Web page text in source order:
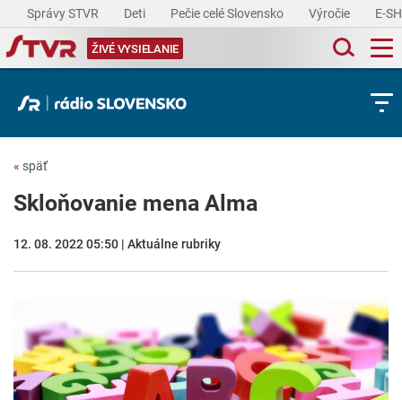
Správy STVR Deti Pečie celé Slovensko Výročie E-
ŽIVÉ VYSIELANIE
« späť
Skloňovanie mena Alma
12. 08. 2022 05:50 | Aktuálne rubriky